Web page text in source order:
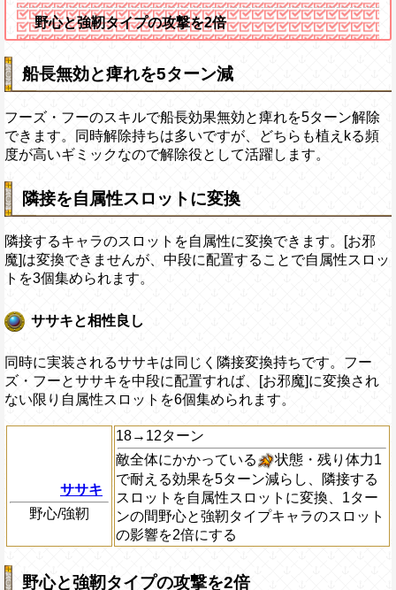
野心と強靭タイプの攻撃を2倍
船長無効と痺れを5ターン減
フーズ・フーのスキルで船長効果無効と痺れを5ターン解除
できます。同時解除持ちは多いですが、どちらも植えkる頻
度が高いギミックなので解除役として活躍します。
隣接を自属性スロットに変換
隣接するキャラのスロットを自属性に変換できます。[お邪
魔]は変換できませんが、中段に配置することで自属性スロッ
トを3個集められます。
ササキと相性良し
同時に実装されるササキは同じく隣接変換持ちです。フー
ズ・フーとササキを中段に配置すれば、[お邪魔]に変換され
ない限り自属性スロットを6個集められます。
ササキ
野心/強靭
18→12ターン
敵全体にかかっている
状態・残り体力1
で耐える効果を5ターン減らし、隣接する
スロットを自属性スロットに変換、1ター
ンの間野心と強靭タイプキャラのスロット
の影響を2倍にする
野心と強靭タイプの攻撃を2倍